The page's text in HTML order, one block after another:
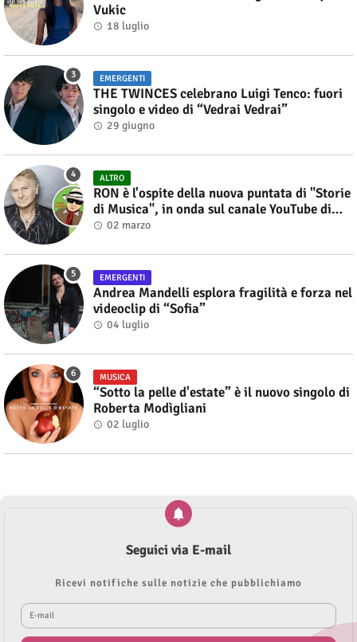
Vukic
18 luglio
EMERGENTI
THE TWINCES celebrano Luigi Tenco: fuori
singolo e video di “Vedrai Vedrai”
29 giugno
ALTRO
RON è l'ospite della nuova puntata di "Storie
di Musica", in onda sul canale YouTube di
Alberto Salerno
02 marzo
EMERGENTI
Andrea Mandelli esplora fragilità e forza nel
videoclip di “Sofia”
04 luglio
MUSICA
“Sotto la pelle d'estate” è il nuovo singolo di
Roberta Modìgliani
02 luglio
Seguici via E-mail
Ricevi notifiche sulle notizie che pubblichiamo